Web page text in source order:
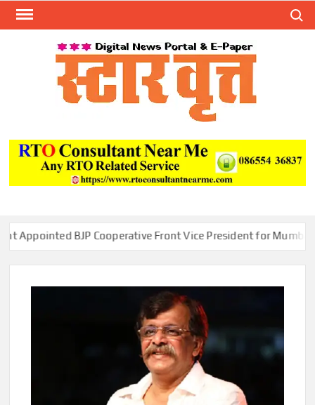
Skip
BJP Cooperative Front Vice President for Mumbai Region